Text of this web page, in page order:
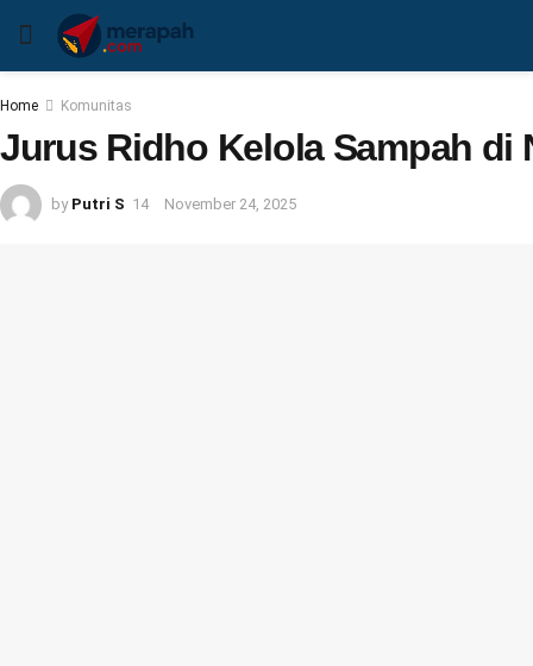
Home Komunitas
Jurus Ridho Kelola Sampah di
by Putri S November 24, 2025